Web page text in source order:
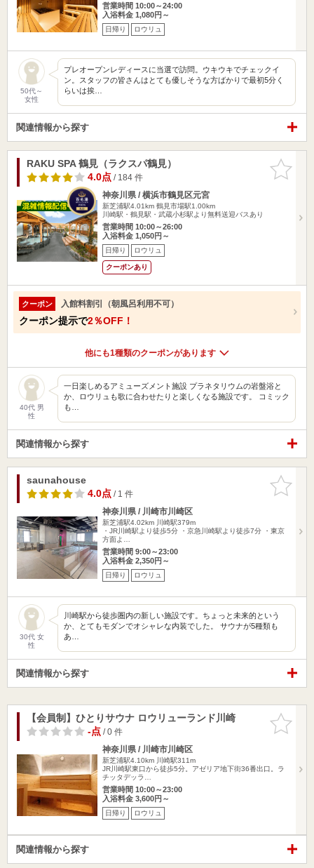
営業時間 10:00～24:00
入浴料金 1,080円～
日帰り ロウリュ
50代～
女性
プレオープンレディースに当選で訪問。ウキウキでチェックイ
ン。スタッフの皆さんはとても優しそうな方ばかりで最初5分く
らいは挨…
関連情報から探す
お気に入
りに追加
RAKU SPA 鶴見（ラクスパ鶴見）
4.0点/ 184 件
神奈川県 / 横浜市鶴見区元宮
新芝浦駅4.01km 鶴見市場駅1.00km
川崎駅・鶴見駅・武蔵小杉駅より無料送迎バスあり
営業時間 10:00～26:00
入浴料金 1,050円～
日帰り ロウリュ
クーポンあり
クーポン 入館料割引（朝風呂利用不可）
クーポン提示で2％OFF！
他にも1種類のクーポンがあります
40代 男
性
一日楽しめるアミューズメント施設 プラネタリウムの岩盤浴と
か、ロウリュも歌に合わせたりと楽しくなる施設です。 コミック
も…
関連情報から探す
お気に入
りに追加
saunahouse
4.0点/ 1 件
神奈川県 / 川崎市川崎区
新芝浦駅4.02km
川崎駅379m
・JR川崎駅より徒歩5分 ・京急川崎駅より徒歩7分 ・東京
方面よ…
営業時間 9:00～23:00
入浴料金 2,350円～
日帰り ロウリュ
30代 女
性
川崎駅から徒歩圏内の新しい施設です。ちょっと未来的という
か、とてもモダンでオシャレな内装でした。 サウナが5種類も
あ…
関連情報から探す
お気に入
りに追加
【会員制】ひとりサウナ ロウリューランド川崎
-点/ 0 件
神奈川県 / 川崎市川崎区
新芝浦駅4.10km
川崎駅311m
JR川崎駅東口から徒歩5分。アゼリア地下街36番出口。ラ
チッタデッラ…
営業時間 10:00～23:00
入浴料金 3,600円～
日帰り ロウリュ
関連情報から探す